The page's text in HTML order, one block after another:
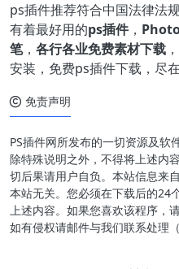
ps插件推荐符合中国法律法
有着最好用的ps插件，
笔， 各行各业免费素材下载
安装，免费ps插件下载，尽
免责声明
PS插件网所发布的一切资源及软
除特殊说明之外，不得将上述内
切后果请用户自负。本站信息来
本站无关。您必须在下载后的24
上述内容。如果您喜欢该程序，
如有侵权请邮件与我们联系处理